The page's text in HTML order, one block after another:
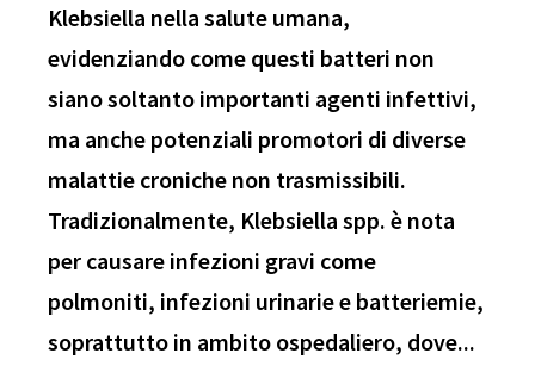
Klebsiella nella salute umana,
evidenziando come questi batteri non
siano soltanto importanti agenti infettivi,
ma anche potenziali promotori di diverse
malattie croniche non trasmissibili.
Tradizionalmente, Klebsiella spp. è nota
per causare infezioni gravi come
polmoniti, infezioni urinarie e batteriemie,
soprattutto in ambito ospedaliero, dove...